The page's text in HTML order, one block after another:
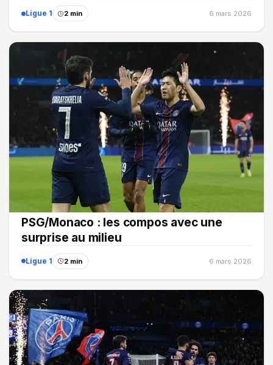
Ligue 1 2 min 6 mars 2026
PSG/Monaco : les compos avec une
surprise au milieu
Ligue 1 2 min 6 mars 2026